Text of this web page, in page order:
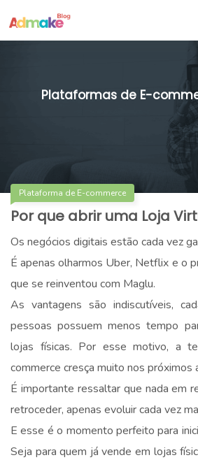
Plataformas de E-
Plataforma de E-commerce
Por que abrir uma Loja
Os negócios digitais estão cada vez
É apenas olharmos Uber, Netflix e o
que se reinventou com Maglu.
As vantagens são indiscutíveis,
pessoas possuem menos tempo
lojas físicas. Por esse motivo, a
commerce cresça muito nos próximos
É importante ressaltar que nada em
retroceder, apenas evoluir cada vez
E esse é o momento perfeito para
Seja para quem já vende em lojas